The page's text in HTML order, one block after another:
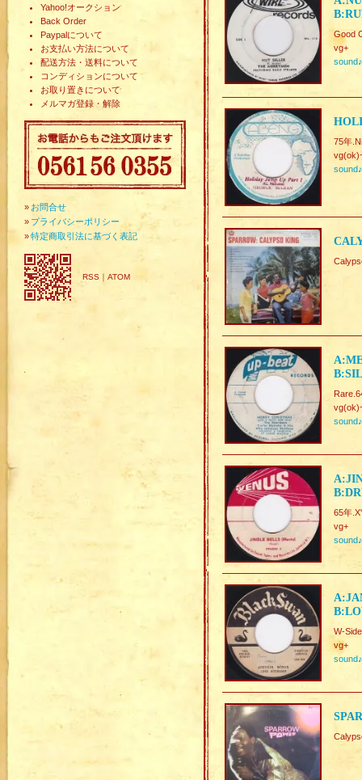
Yahoo!オークション
Back Order
Paypalについて
お支払い方法について
配送方法・送料について
コンディションについて
お取り置きについて
メルマガ登録・解除
» お問合せ
» プライバシーポリシー
»特定商取引法に基づく表記
RSS ｜ ATOM
Good
vg+
sound♪
75年
sound♪
sound♪
65年
vg+
sound♪
W-
vg+
sound♪